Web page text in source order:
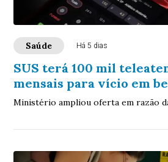
Saúde Há 5 dias
SUS terá 100 mil
mensais para vício em
Ministério ampliou oferta em razão